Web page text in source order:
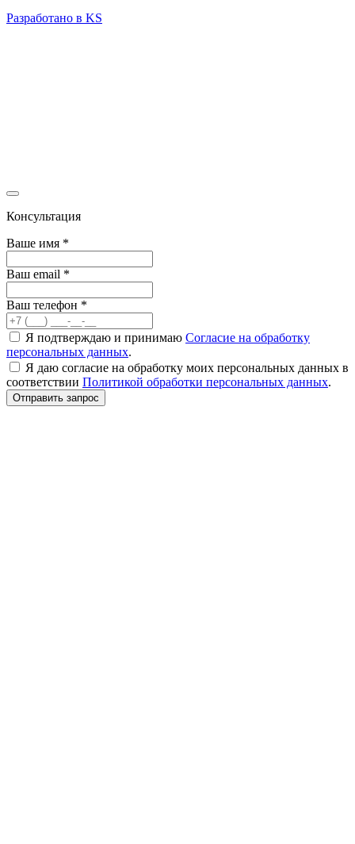
Разработано в KS
Консультация
Ваше имя *
Ваш email *
Ваш телефон *
Я подтверждаю и принимаю Согласие на обработку
персональных данных.
Я даю согласие на обработку моих персональных данных в
соответствии Политикой обработки персональных данных.
Отправить запрос